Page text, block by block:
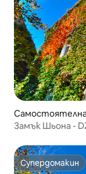
Самостоятелна
öna
Замък Шьона -
Супердомакин
Супердомакин